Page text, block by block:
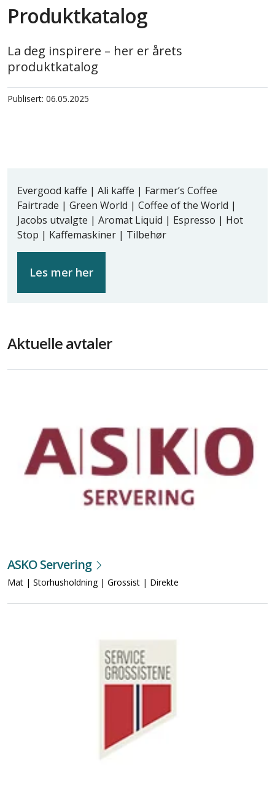
Produktkatalog
La deg inspirere – her er årets
produktkatalog
Publisert: 06.05.2025
Evergood kaffe | Ali kaffe | Farmer’s Coffee
Fairtrade | Green World | Coffee of the World |
Jacobs utvalgte | Aromat Liquid | Espresso | Hot
Stop | Kaffemaskiner | Tilbehør
Les mer her
Aktuelle avtaler
ASKO Servering
Mat | Storhusholdning | Grossist | Direkte